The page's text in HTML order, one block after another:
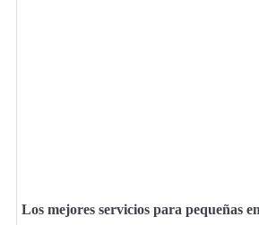
Los mejores servicios para pequeñas